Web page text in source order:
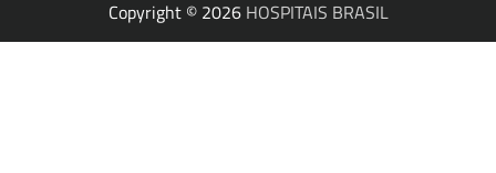
Copyright © 2026 HOSPITAIS BRASIL